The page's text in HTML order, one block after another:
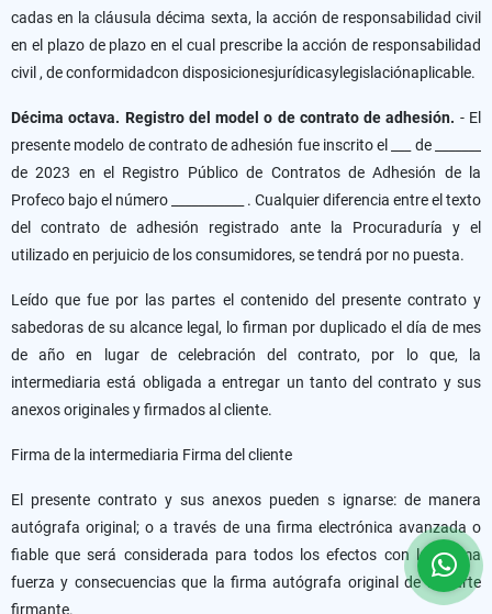
cadas en la cláusula décima sexta, la acción de responsabilidad civil
en el plazo de plazo en el cual prescribe la acción de responsabilidad
civil , de conformidadcon disposicionesjurídicasylegislaciónaplicable.
Décima octava. Registro del model o de contrato de adhesión. - El
presente modelo de contrato de adhesión fue inscrito el ___ de _______
de 2023 en el Registro Público de Contratos de Adhesión de la
Profeco bajo el número ___________ . Cualquier diferencia entre el texto
del contrato de adhesión registrado ante la Procuraduría y el
utilizado en perjuicio de los consumidores, se tendrá por no puesta.
Leído que fue por las partes el contenido del presente contrato y
sabedoras de su alcance legal, lo firman por duplicado el día de mes
de año en lugar de celebración del contrato, por lo que, la
intermediaria está obligada a entregar un tanto del contrato y sus
anexos originales y firmados al cliente.
Firma de la intermediaria Firma del cliente
El presente contrato y sus anexos pueden s ignarse: de manera
autógrafa original; o a través de una firma electrónica avanzada o
fiable que será considerada para todos los efectos con la misma
fuerza y consecuencias que la firma autógrafa original de la parte
firmante.